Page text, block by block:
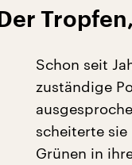
Der
Schon seit
zuständige
scheiterte
Grünen in